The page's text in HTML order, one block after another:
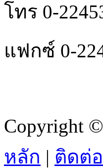
โทร 0-
แฟกซ์ 0-
Copyright
หลัก | ติดต่อ